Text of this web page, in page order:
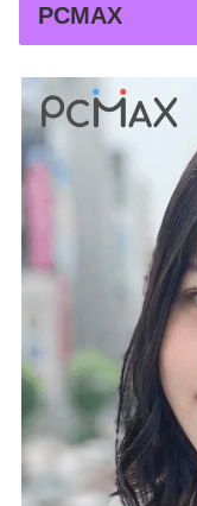
PCMAX